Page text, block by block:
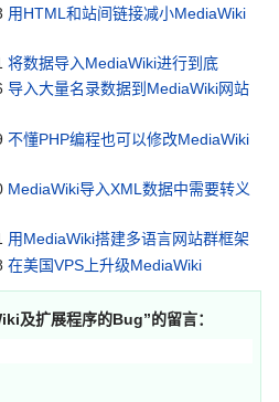
用HTML和站间链接减小MediaWiki
将数据导入MediaWiki进行到底
导入大量名录数据到MediaWiki网站
不懂PHP编程也可以修改MediaWiki
MediaWiki导入XML数据中需要转义
用MediaWiki搭建多语言网站群框架
在美国VPS上升级MediaWiki
及扩展程序的Bug”的留言：